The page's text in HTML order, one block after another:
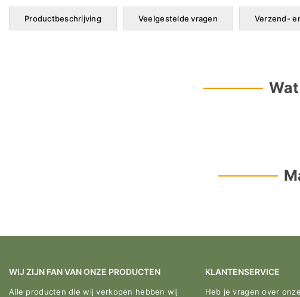
Productbeschrijving Veelgestelde vragen Verzend-
WIJ ZIJN FAN VAN ONZE PRODUCTEN
Alle producten die wij verkopen hebben wij
KLANTENSERVICE
Heb je vragen over